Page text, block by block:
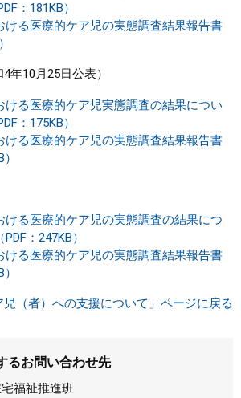
：181KB）
ける医療的ケア児の実態調査結果報告書
年10月25日公表）
ける医療的ケア児実態調査の結果につい
：175KB）
ける医療的ケア児の実態調査結果報告書
ける医療的ケア児の実態調査の結果につ
：247KB）
ける医療的ケア児の実態調査結果報告書
児（者）への支援について」ページに戻る
るお問い合わせ先
福祉推進班